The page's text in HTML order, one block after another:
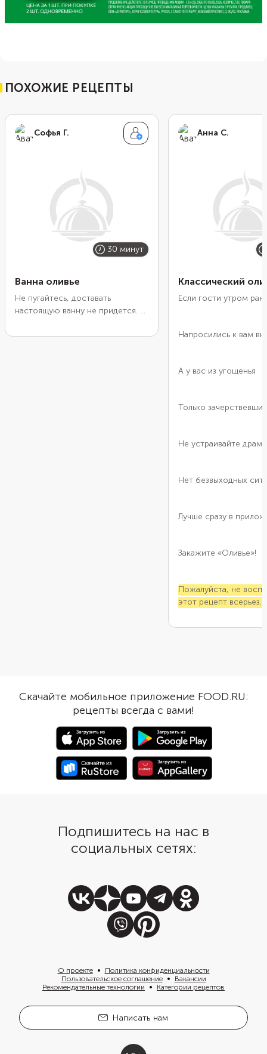
ПОХОЖИЕ РЕЦЕПТЫ
Софья Г.
30 минут
Ванна оливье
Не пугайтесь, доставать
настоящую ванну не придется. В
небольшими формочками. Их
Анна С.
Классический
Если гости утром
Напросились к вам
А у вас из угощенья
Только
Не устраивайте
Нет безвыходных
Лучше сразу в
Закажите «Оливье»!
Пожалуйста, не
этот рецепт всерьез.
пропадет желание
Скачайте мобильное приложение FOOD.RU:
рецепты всегда с вами!
Подпишитесь на нас в
социальных сетях:
О проекте
Политика конфиденциальности
Пользовательское соглашение
Вакансии
Рекомендательные технологии
Категории рецептов
Написать нам